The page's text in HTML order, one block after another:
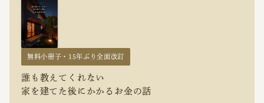
無料小冊子・15年ぶり全面改訂
誰も教えてくれない
家を建てた後にかかるお金の話